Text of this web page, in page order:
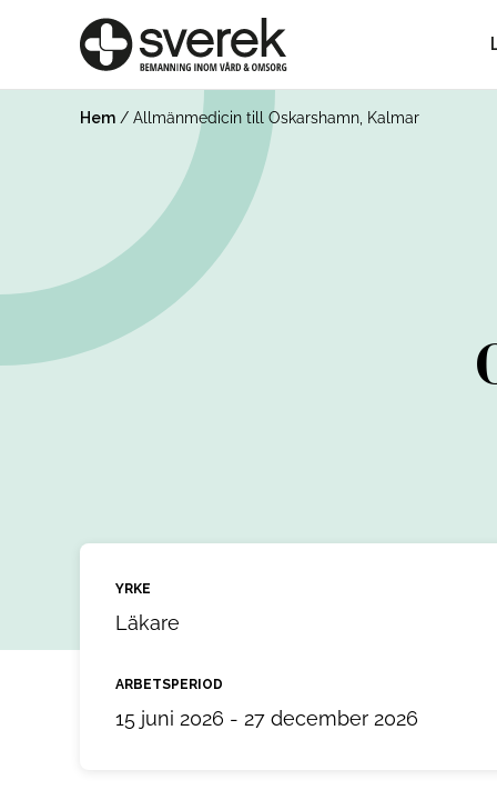
Hem / Allmänmedicin till Oskarshamn, Kalmar
YRKE
Läkare
ARBETSPERIOD
15 juni 2026 - 27 december 2026